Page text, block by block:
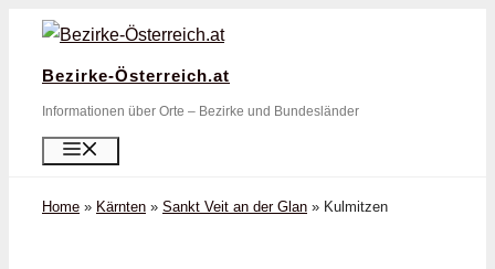
Zum
springen
Bezirke-Österreich.at
Informationen über Orte – Bezirke und Bundesländer
Home » Kärnten » Sankt Veit an der Glan » Kulmitzen